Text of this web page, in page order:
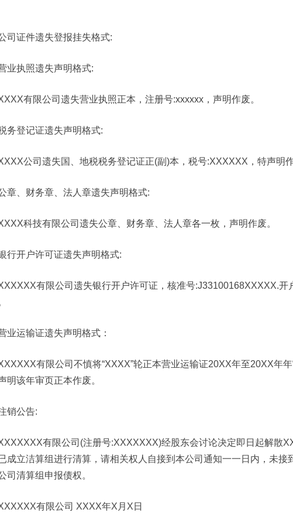
司证件遗失登报挂失格式:
业执照遗失声明格式:
有限公司遗失营业执照正本，注册号:xxxxxx，声明作废。
务登记证遗失声明格式:
公司遗失国、地税税务登记证正(副)本，税号:XXXXXX，特声明作
章、财务章、法人章遗失声明格式:
科技有限公司遗失公章、财务章、法人章各一枚，声明作废。
行开户许可证遗失声明格式:
有限公司遗失银行开户许可证，核准号:J33100168XXXXX.
业运输证遗失声明格式：
有限公司不慎将“XXXX”轮正本营业运输证20XX年至20XX年
明该年审页正本作废。
销公告:
有限公司(注册号:XXXXXXX)经股东会讨论决定即日起解散
成立洁算组进行清算，请相关权人自接到本公司通知一一日内，未接
司清算组申报债权。
有限公司 XXXX年X月X日